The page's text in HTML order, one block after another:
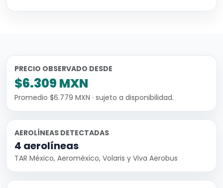
PRECIO OBSERVADO DESDE
$6.309 MXN
Promedio $6.779 MXN · sujeto a disponibilidad.
AEROLÍNEAS DETECTADAS
4 aerolíneas
TAR México, Aeroméxico, Volaris y Viva Aerobus